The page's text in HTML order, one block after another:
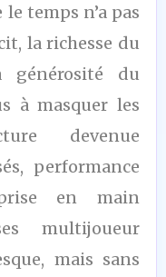
temps n’a pas
la richesse du
générosité du
à masquer les
devenue
performance
en main
multijoueur
mais sans